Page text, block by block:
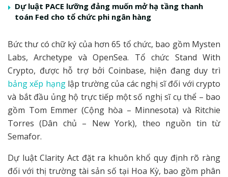
Dự luật PACE lưỡng đảng muốn mở hạ tầng thanh
toán Fed cho tổ chức phi ngân hàng
Bức thư có chữ ký của hơn 65 tổ chức, bao gồm Mysten
Labs, Archetype và OpenSea. Tổ chức Stand With
Crypto, được hỗ trợ bởi Coinbase, hiện đang duy trì
bảng xếp hạnglập trường của các nghị sĩ đối với crypto
và bắt đầu ủng hộ trực tiếp một số nghị sĩ cụ thể – bao
gồm Tom Emmer (Cộng hòa – Minnesota) và Ritchie
Torres (Dân chủ – New York), theo nguồn tin từ
Semafor.
Dự luật Clarity Act đặt ra khuôn khổ quy định rõ ràng
đối với thị trường tài sản số tại Hoa Kỳ, bao gồm phân